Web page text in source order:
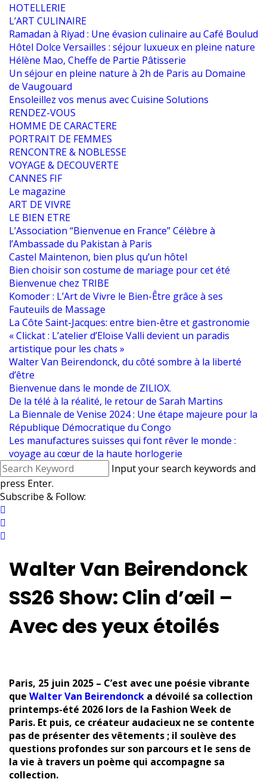
HOTELLERIE
L’ART CULINAIRE
Ramadan à Riyad : Une évasion culinaire au Café Boulud
Hôtel Dolce Versailles : séjour luxueux en pleine nature
Hélène Mao, Cheffe de Partie Pâtisserie
Un séjour en pleine nature à 2h de Paris au Domaine
de Vaugouard
Ensoleillez vos menus avec Cuisine Solutions
RENDEZ-VOUS
HOMME DE CARACTERE
PORTRAIT DE FEMMES
RENCONTRE & NOBLESSE
VOYAGE & DECOUVERTE
CANNES FIF
Le magazine
ART DE VIVRE
LE BIEN ETRE
L’Association “Bienvenue en France” Célèbre à
l’Ambassade du Pakistan à Paris
Castel Maintenon, bien plus qu’un hôtel
Bien choisir son costume de mariage pour cet été
Bienvenue chez TRIBE
Komoder : L’Art de Vivre le Bien-Être grâce à ses
Fauteuils de Massage
La Côte Saint-Jacques: entre bien-être et gastronomie
« Clickat : L’atelier d’Eloïse Valli devient un paradis
artistique pour les chats »
Walter Van Beirendonck, du côté sombre à la liberté
d’être
Bienvenue dans le monde de ZILIOX.
De la télé à la réalité, le retour de Sarah Martins
La Biennale de Venise 2024 : Une étape majeure pour la
République Démocratique du Congo
Les manufactures suisses qui font rêver le monde :
voyage au cœur de la haute horlogerie
Input your search keywords and
press Enter.
Subscribe & Follow:
Walter Van Beirendonck
SS26 Show: Clin d’œil –
Avec des yeux étoilés
Paris, 25 juin 2025 – C’est avec une poésie vibrante
que Walter Van Beirendonck a dévoilé sa collection
printemps-été 2026 lors de la Fashion Week de
Paris. Et puis, ce créateur audacieux ne se contente
pas de présenter des vêtements ; il soulève des
questions profondes sur son parcours et le sens de
la vie à travers un poème qui accompagne sa
collection.